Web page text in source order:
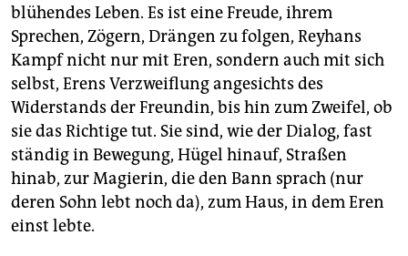
blühendes Leben. Es ist eine Freude, ihrem
Sprechen, Zögern, Drängen zu folgen, Reyhans
Kampf nicht nur mit Eren, sondern auch mit sich
selbst, Erens Verzweiflung angesichts des
Widerstands der Freundin, bis hin zum Zweifel, ob
sie das Richtige tut. Sie sind, wie der Dialog, fast
ständig in Bewegung, Hügel hinauf, Straßen
hinab, zur Magierin, die den Bann sprach (nur
deren Sohn lebt noch da), zum Haus, in dem Eren
einst lebte.